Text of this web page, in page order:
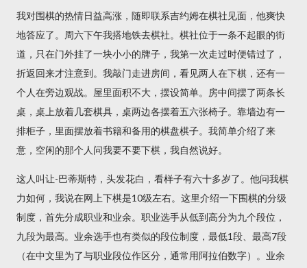
我对围棋的热情日益高涨，随即联系吉约姆在棋社见面，他爽快
地答应了。周六下午我搭地铁去棋社。棋社位于一条不起眼的街
道，只在门外挂了一块小小的牌子，我第一次走过时便错过了，
折返回来才注意到。我敲门走进房间，看见两人在下棋，还有一
个人在旁边观战。屋里面积不大，摆设简单。房中间摆了两条长
桌，桌上放着几套棋具，桌两边各摆着五六张椅子。靠墙边有一
排柜子，里面摆放着书籍和备用的棋盘棋子。我简单介绍了来
意，空闲的那个人问我要不要下棋，我自然说好。
这人叫让-巴蒂斯特，头发花白，看样子有六十多岁了。他问我棋
力如何，我说在网上下棋是10级左右。这里介绍一下围棋的分级
制度，首先分成职业和业余。职业选手从低到高分为九个段位，
九段为最高。业余选手也有类似的段位制度，最低1段、最高7段
（在中文里为了与职业段位作区分，通常用阿拉伯数字）。业余